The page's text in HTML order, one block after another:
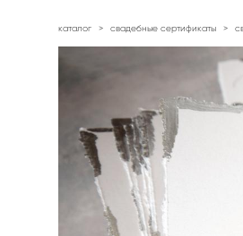
каталог > свадебные сертификаты >